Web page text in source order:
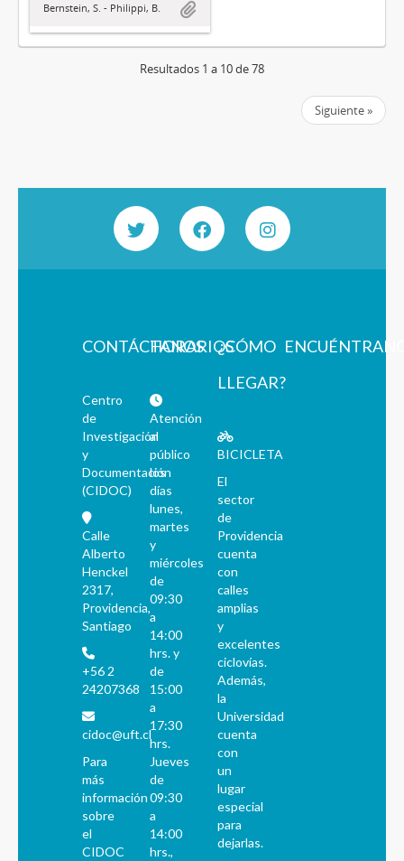
Bernstein, S. - Philippi, B.
Resultados 1 a 10 de 78
Siguiente »
CONTÁCTANOS
Centro
de
Investigación
y
Documentación
(CIDOC)
Calle
Alberto
Henckel
2317,
Providencia,
Santiago
+56 2
24207368
cidoc@uft.cl
Para
más
información
sobre
el
CIDOC
HORARIOS
Atención
al
público
los
días
lunes,
martes
y
miércoles
de
09:30
a
14:00
hrs. y
de
15:00
a
17:30
hrs.
Jueves
de
09:30
a
14:00
hrs.,
¿CÓMO
LLEGAR?
BICICLETA
El
sector
de
Providencia
cuenta
con
calles
amplias
y
excelentes
ciclovías.
Además,
la
Universidad
cuenta
con
un
lugar
especial
para
dejarlas.